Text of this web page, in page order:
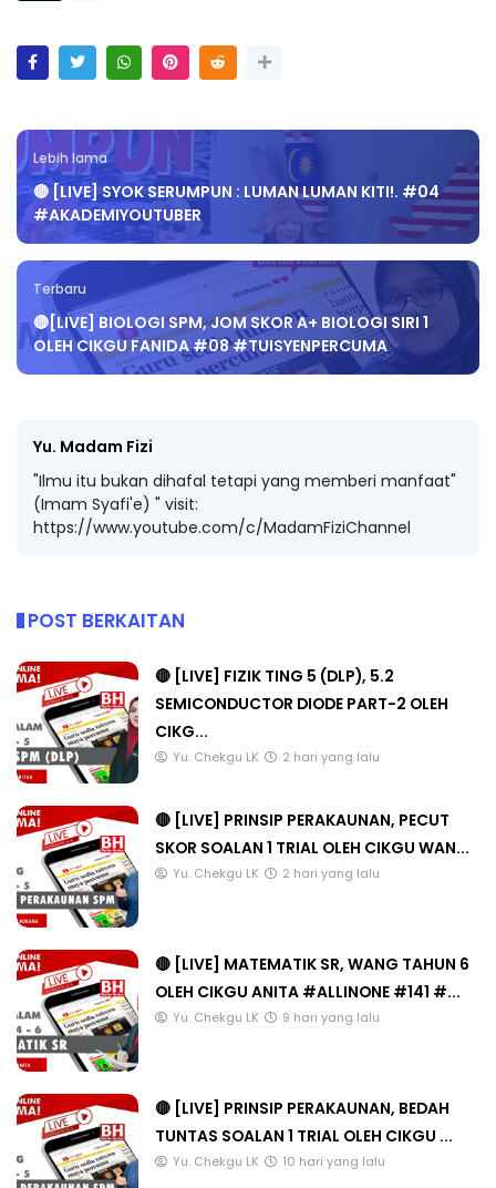
Lebih lama
🔴 [LIVE] SYOK SERUMPUN : LUMAN LUMAN KITI!. #04
#AKADEMIYOUTUBER
Terbaru
🔴[LIVE] BIOLOGI SPM, JOM SKOR A+ BIOLOGI SIRI 1
OLEH CIKGU FANIDA #08 #TUISYENPERCUMA
Yu. Madam Fizi
"Ilmu itu bukan dihafal tetapi yang memberi manfaat"
(Imam Syafi'e) " visit:
https://www.youtube.com/c/MadamFiziChannel
POST BERKAITAN
🔴 [LIVE] FIZIK TING 5 (DLP), 5.2
SEMICONDUCTOR DIODE PART-2 OLEH
CIKG...
Yu. Chekgu LK 2 hari yang lalu
🔴 [LIVE] PRINSIP PERAKAUNAN, PECUT
SKOR SOALAN 1 TRIAL OLEH CIKGU WAN...
Yu. Chekgu LK 2 hari yang lalu
🔴 [LIVE] MATEMATIK SR, WANG TAHUN 6
OLEH CIKGU ANITA #ALLINONE #141 #...
Yu. Chekgu LK 9 hari yang lalu
🔴 [LIVE] PRINSIP PERAKAUNAN, BEDAH
TUNTAS SOALAN 1 TRIAL OLEH CIKGU ...
Yu. Chekgu LK 10 hari yang lalu